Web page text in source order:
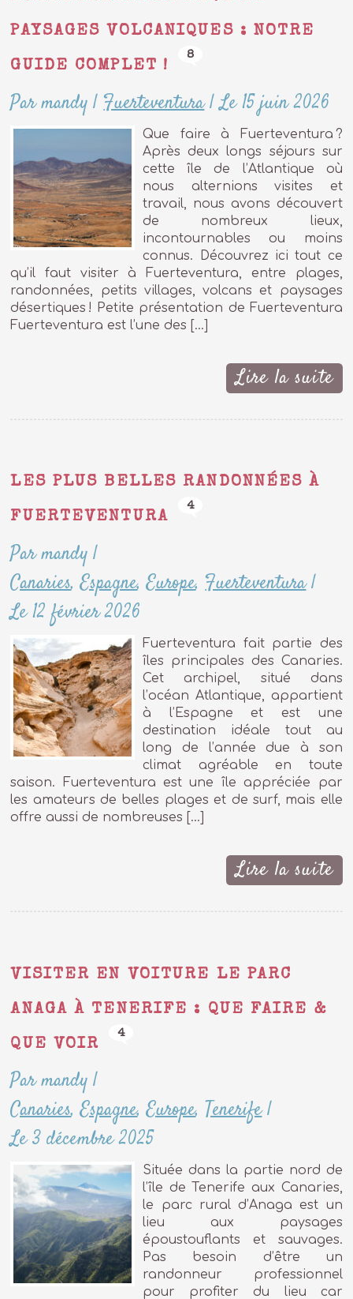
PAYSAGES VOLCANIQUES : NOTRE
GUIDE COMPLET !
8
Par mandy |Fuerteventura|Le 15 juin 2026
Que faire à Fuerteventura ?
Après deux longs séjours sur
cette île de l’Atlantique où
nous alternions visites et
travail, nous avons découvert
de nombreux lieux,
incontournables ou moins
connus. Découvrez ici tout ce
qu’il faut visiter à Fuerteventura, entre plages,
randonnées, petits villages, volcans et paysages
désertiques ! Petite présentation de Fuerteventura
Fuerteventura est l’une des […]
Lire la suite
LES PLUS BELLES RANDONNÉES À
FUERTEVENTURA
4
Par mandy |
Canaries,Espagne,Europe,Fuerteventura|
Le 12 février 2026
Fuerteventura fait partie des
îles principales des Canaries.
Cet archipel, situé dans
l’océan Atlantique, appartient
à l’Espagne et est une
destination idéale tout au
long de l’année due à son
climat agréable en toute
saison. Fuerteventura est une île appréciée par
les amateurs de belles plages et de surf, mais elle
offre aussi de nombreuses […]
Lire la suite
VISITER EN VOITURE LE PARC
ANAGA À TENERIFE : QUE FAIRE &
QUE VOIR
4
Par mandy |
Canaries,Espagne,Europe,Tenerife|
Le 3 décembre 2025
Située dans la partie nord de
l’île de Tenerife aux Canaries,
le parc rural d’Anaga est un
lieu aux paysages
époustouflants et sauvages.
Pas besoin d’être un
randonneur professionnel
pour profiter du lieu car